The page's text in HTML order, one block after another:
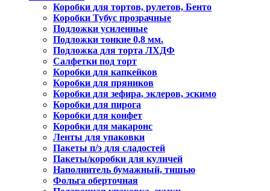
Коробки для тортов, рулетов, Бенто
Коробки Тубус прозрачные
Подложки усиленные
Подложки тонкие 0,8 мм.
Подложка для торта ЛХДФ
Салфетки под торт
Коробки для капкейков
Коробки для пряников
Коробки для зефира, эклеров, эскимо
Коробки для пирога
Коробки для конфет
Коробки для макаронс
Ленты для упаковки
Пакеты п/э для сладостей
Пакеты/коробки для куличей
Наполнитель бумажный, тишью
Фольга оберточная